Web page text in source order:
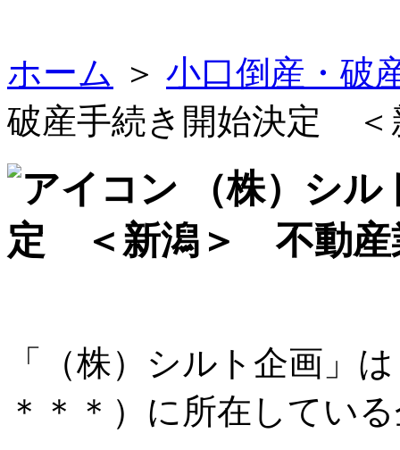
ホーム ＞ 小口倒産・破
破産手続き開始決定
（株）シ
定 ＜新潟＞ 不動産
「（株）シルト企画」
＊＊＊）に所在してい